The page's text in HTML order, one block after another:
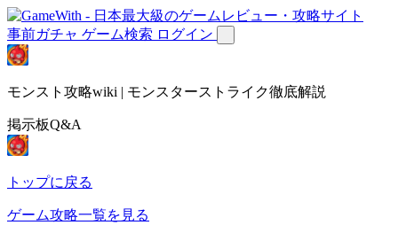
事前ガチャ ゲーム検索 ログイン
モンスト攻略wiki | モンスターストライク徹底解説
掲示板Q&A
トップに戻る
ゲーム攻略一覧を見る